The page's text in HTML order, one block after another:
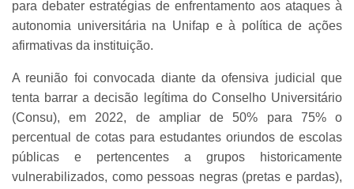
para debater estratégias de enfrentamento aos ataques à
autonomia universitária na Unifap e à política de ações
afirmativas da instituição.
A reunião foi convocada diante da ofensiva judicial que
tenta barrar a decisão legítima do Conselho Universitário
(Consu), em 2022, de ampliar de 50% para 75% o
percentual de cotas para estudantes oriundos de escolas
públicas e pertencentes a grupos historicamente
vulnerabilizados, como pessoas negras (pretas e pardas),